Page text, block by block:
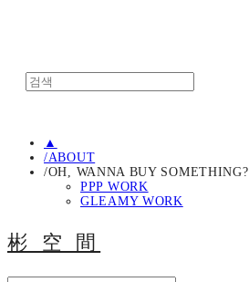
▲
/ABOUT
/OH, WANNA BUY SOMETHING?
PPP WORK
GLEAMY WORK
彬 空 間